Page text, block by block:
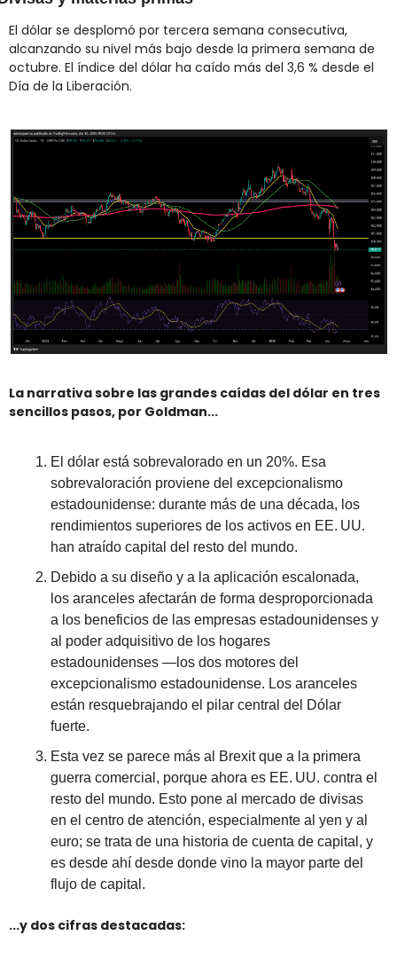
El dólar se desplomó por tercera semana consecutiva,
alcanzando su nivel más bajo desde la primera semana de
octubre. El índice del dólar ha caído más del 3,6 % desde el
Día de la Liberación.
La narrativa sobre las grandes caídas del dólar en tres
sencillos pasos, por Goldman...
El dólar está sobrevalorado en un 20%. Esa
sobrevaloración proviene del excepcionalismo
estadounidense: durante más de una década, los
rendimientos superiores de los activos en EE. UU.
han atraído capital del resto del mundo.
Debido a su diseño y a la aplicación escalonada,
los aranceles afectarán de forma desproporcionada
a los beneficios de las empresas estadounidenses y
al poder adquisitivo de los hogares
estadounidenses —los dos motores del
excepcionalismo estadounidense. Los aranceles
están resquebrajando el pilar central del Dólar
fuerte.
Esta vez se parece más al Brexit que a la primera
guerra comercial, porque ahora es EE. UU. contra el
resto del mundo. Esto pone al mercado de divisas
en el centro de atención, especialmente al yen y al
euro; se trata de una historia de cuenta de capital, y
es desde ahí desde donde vino la mayor parte del
flujo de capital.
...y dos cifras destacadas: